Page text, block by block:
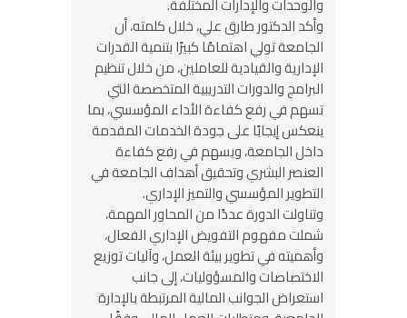
وأكد الدكتور طارق علي، خلال كلمته، أن
الجامعة تولي اهتمامًا كبيرًا بتنمية القدرات
الإدارية والقيادية للعاملين، من خلال تنظيم
البرامج والدورات التدريبية المتخصصة التي
تسهم في رفع كفاءة الأداء المؤسسي، بما
ينعكس إيجابًا على جودة الخدمات المقدمة
داخل الجامعة، ويسهم في رفع كفاءة
العنصر البشري وتحقيق أهداف الجامعة في
التطوير المؤسسي والتميز الإداري.
وتناولت الدورة عددًا من المحاور المهمة،
شملت مفهوم التفويض الإداري الفعال،
وأهميته في تطوير بيئة العمل، وآليات توزيع
الاختصاصات والمسؤوليات، إلى جانب
استعراض الجوانب المالية المرتبطة بالإدارة